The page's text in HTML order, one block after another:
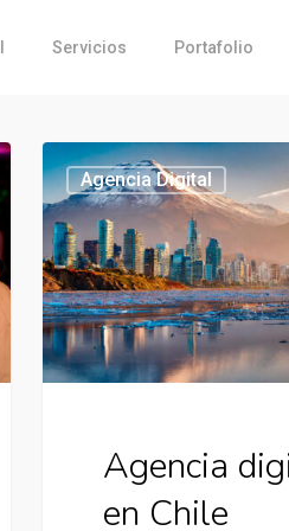
Servicios Portafolio
Agencia
digital
en
Chile
Agencia Digital
Agencia
en Chile